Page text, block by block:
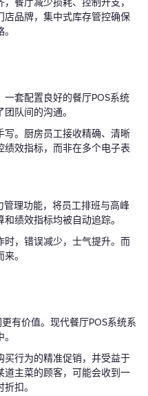
餐厅减少损耗、控制开支，
店品牌，集中式库存管控确保
套配置良好的餐厅POS系统
队间的沟通。
写。厨房员工接收精确、清晰
效指标，而非在多个电子表
管理功能，将员工排班与高峰
绩效指标均被自动追踪。
时，错误减少，士气提升。而
。
有价值。现代餐厅POS系统系
买行为的精准促销，并受益于
道主菜的顾客，可能会收到一
扣。